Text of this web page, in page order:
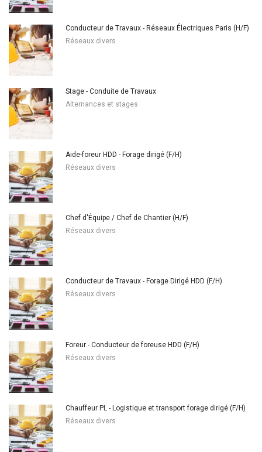
Conducteur de Travaux - Réseaux Électriques Paris (H/F)
Réseaux divers
Stage - Conduite de Travaux
Alternances et stages
Aide-foreur HDD - Forage dirigé (F/H)
Réseaux divers
Chef d'Équipe / Chef de Chantier (H/F)
Réseaux divers
Conducteur de Travaux - Forage Dirigé HDD (F/H)
Réseaux divers
Foreur - Conducteur de foreuse HDD (F/H)
Réseaux divers
Chauffeur PL - Logistique et transport forage dirigé (F/H)
Réseaux divers